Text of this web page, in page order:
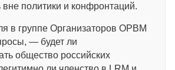
политики и конфронтаций.
в группе Организаторов ОРВМ
— будет ли
общество российских